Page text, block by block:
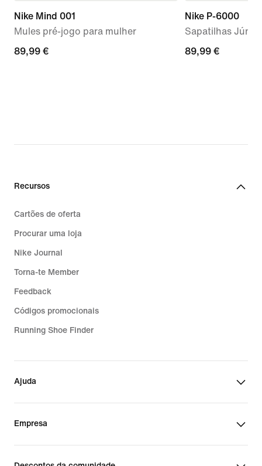
Nike Mind 001
Mules pré-jogo para mulher
89,99
89,99 €
Nike P-6000
Sapatilhas Júnior
89,99
89,99 €
Recursos
Cartões de oferta
Procurar uma loja
Nike Journal
Torna-te Member
Feedback
Códigos promocionais
Running Shoe Finder
Ajuda
Empresa